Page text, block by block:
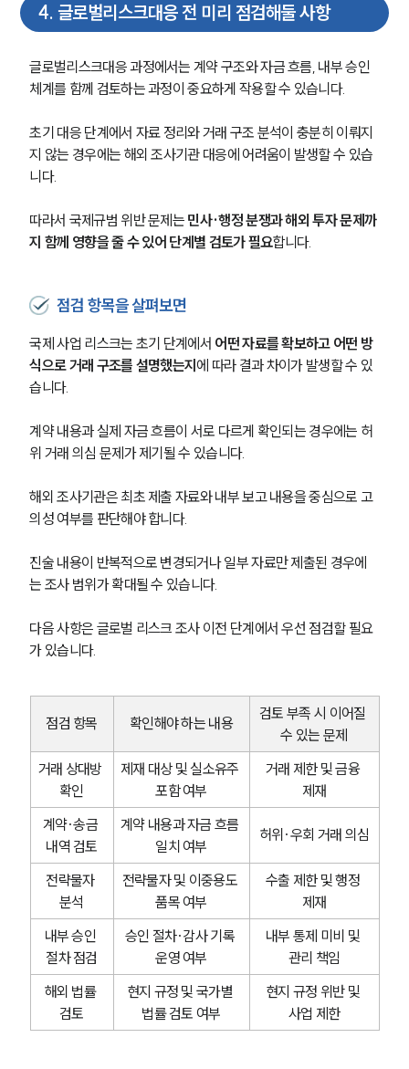
4. 글로벌리스크대응 전 미리 점검해둘 사항
글로벌리스크대응 과정에서는 계약 구조와 자금 흐름, 내부 승인
체계를 함께 검토하는 과정이 중요하게 작용할 수 있습니다.
초기 대응 단계에서 자료 정리와 거래 구조 분석이 충분히 이뤄지
지 않는 경우에는 해외 조사기관 대응에 어려움이 발생할 수 있습
니다.
따라서 국제규범 위반 문제는 민사·행정 분쟁과 해외 투자 문제까
지 함께 영향을 줄 수 있어 단계별 검토가 필요합니다.
점검 항목을 살펴보면
국제 사업 리스크는 초기 단계에서 어떤 자료를 확보하고 어떤 방
식으로 거래 구조를 설명했는지에 따라 결과 차이가 발생할 수 있
습니다.
계약 내용과 실제 자금 흐름이 서로 다르게 확인되는 경우에는 허
위 거래 의심 문제가 제기될 수 있습니다.
해외 조사기관은 최초 제출 자료와 내부 보고 내용을 중심으로 고
의성 여부를 판단해야 합니다.
진술 내용이 반복적으로 변경되거나 일부 자료만 제출된 경우에
는 조사 범위가 확대될 수 있습니다.
다음 사항은 글로벌 리스크 조사 이전 단계에서 우선 점검할 필요
가 있습니다.
점검 항목 확인해야 하는 내용
검토 부족 시 이어질
수 있는 문제
거래 상대방
확인
제재 대상 및 실소유주
포함 여부
거래 제한 및 금융
제재
계약·송금
내역 검토
계약 내용과 자금 흐름
일치 여부
허위·우회 거래 의심
전략물자
분석
전략물자 및 이중용도
품목 여부
수출 제한 및 행정
제재
내부 승인
절차 점검
승인 절차·감사 기록
운영 여부
내부 통제 미비 및
관리 책임
해외 법률
검토
현지 규정 및 국가별
법률 검토 여부
현지 규정 위반 및
사업 제한